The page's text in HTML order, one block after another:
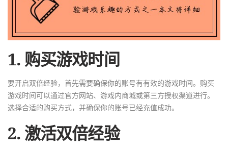
1. 购买游戏时间
要开启双倍经验，首先需要确保你的账号有有效的游戏时间。购买
游戏时间可以通过官方网站、游戏内商城或第三方授权渠道进行。
选择合适的购买方式，并确保你的账号已经充值成功。
2. 激活双倍经验